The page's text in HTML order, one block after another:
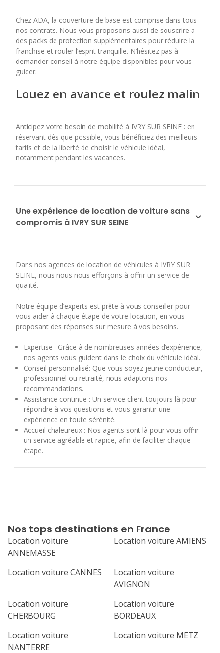
Chez ADA, la couverture de base est comprise dans tous
nos contrats. Nous vous proposons aussi de souscrire à
des packs de protection supplémentaires pour réduire la
franchise et rouler l’esprit tranquille. N’hésitez pas à
demander conseil à notre équipe disponibles pour vous
guider.
Louez en avance et roulez malin
Anticipez votre besoin de mobilité à IVRY SUR SEINE : en
réservant dès que possible, vous bénéficiez des meilleurs
tarifs et de la liberté de choisir le véhicule idéal,
notamment pendant les vacances.
Une expérience de location de voiture sans
compromis à IVRY SUR SEINE
Dans nos agences de location de véhicules à IVRY SUR
SEINE, nous nous nous efforçons à offrir un service de
qualité.
Notre équipe d’experts est prête à vous conseiller pour
vous aider à chaque étape de votre location, en vous
proposant des réponses sur mesure à vos besoins.
Expertise : Grâce à de nombreuses années d’expérience,
nos agents vous guident dans le choix du véhicule idéal.
Conseil personnalisé: Que vous soyez jeune conducteur,
professionnel ou retraité, nous adaptons nos
recommandations.
Assistance continue : Un service client toujours là pour
répondre à vos questions et vous garantir une
expérience en toute sérénité.
Accueil chaleureux : Nos agents sont là pour vous offrir
un service agréable et rapide, afin de faciliter chaque
étape.
Nos tops destinations en France
Location voiture
ANNEMASSE
Location voiture AMIENS
Location voiture CANNES
Location voiture
AVIGNON
Location voiture
CHERBOURG
Location voiture
BORDEAUX
Location voiture
NANTERRE
Location voiture METZ